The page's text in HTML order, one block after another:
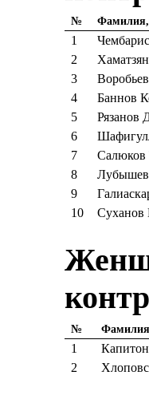
№
1
2
3
4
Баннов
5
Рязанов
6
7
Салюков
8
9
10
Суханов
№
1
2